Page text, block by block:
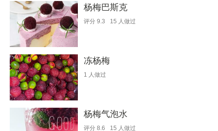
杨梅巴斯克
评分 9.3 15 人做过
冻杨梅
1 人做过
杨梅气泡水
评分 8.6 15 人做过